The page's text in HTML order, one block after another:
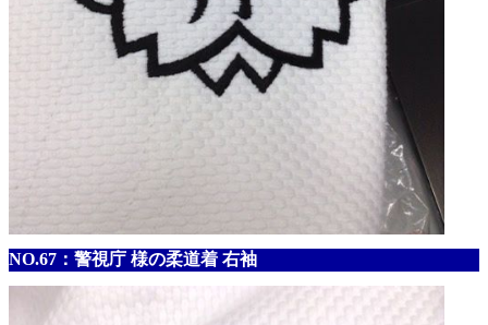
NO.67：警視庁 様の柔道着 右袖